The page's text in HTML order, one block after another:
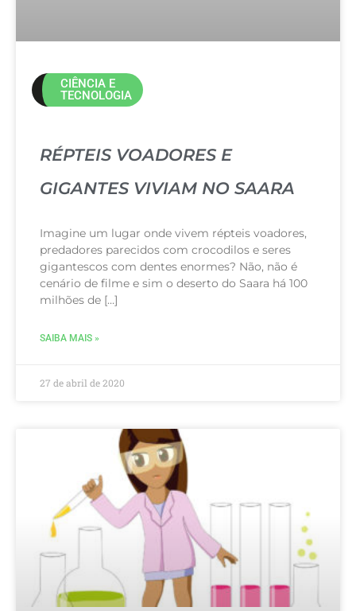
CIÊNCIA E
TECNOLOGIA
RÉPTEIS VOADORES E
GIGANTES VIVIAM NO SAARA
Imagine um lugar onde vivem répteis voadores,
predadores parecidos com crocodilos e seres
gigantescos com dentes enormes? Não, não é
cenário de filme e sim o deserto do Saara há 100
milhões de […]
SAIBA MAIS »
27 de abril de 2020